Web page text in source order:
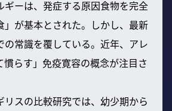
ギーは、発症する原因食物を完全
」が基本とされた。しかし、最新
の常識を覆している。近年、アレ
慣らす」免疫寛容の概念が注目さ
リスの比較研究では、幼少期から